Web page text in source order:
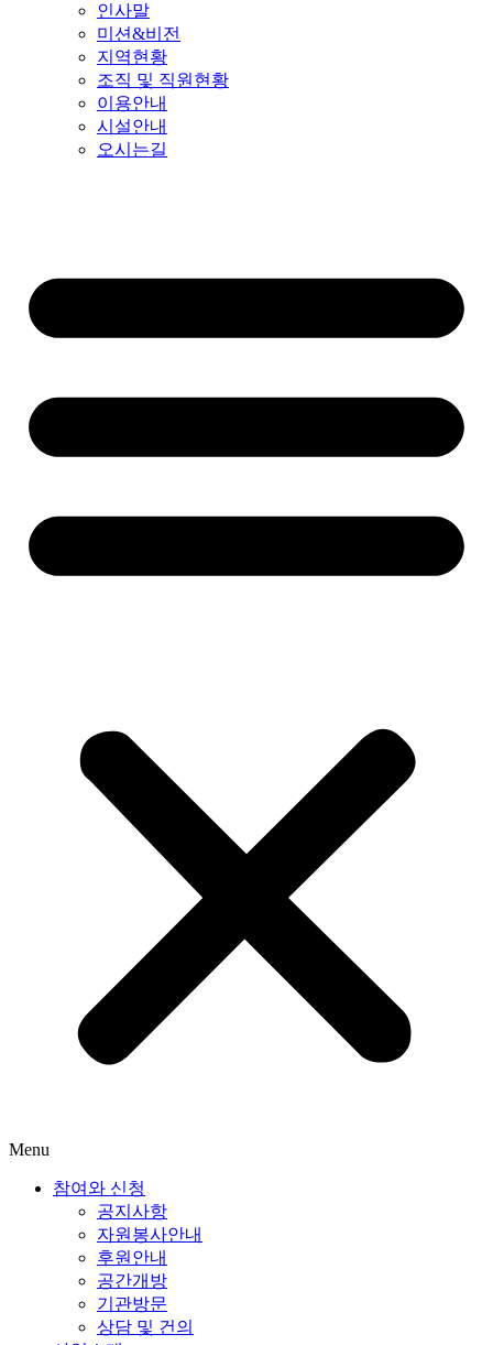
인사말
미션&비전
지역현황
조직 및 직원현황
이용안내
시설안내
오시는길
Menu
참여와 신청
공지사항
자원봉사안내
후원안내
공간개방
기관방문
상담 및 건의